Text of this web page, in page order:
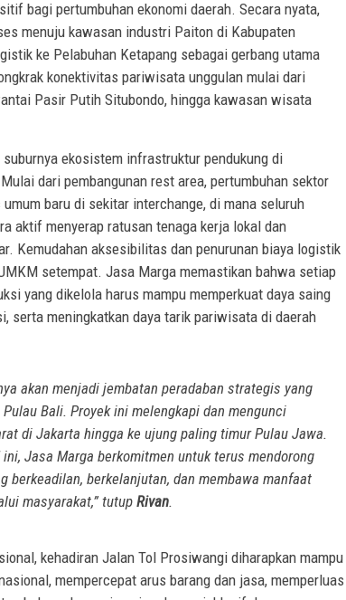
bagi pertumbuhan ekonomi daerah. Secara nyata,
menuju kawasan industri Paiton di Kabupaten
ke Pelabuhan Ketapang sebagai gerbang utama
konektivitas pariwisata unggulan mulai dari
Pasir Putih Situbondo, hingga kawasan wisata
ekosistem infrastruktur pendukung di
dari pembangunan rest area, pertumbuhan sektor
baru di sekitar interchange, di mana seluruh
aktif menyerap ratusan tenaga kerja lokal dan
Kemudahan aksesibilitas dan penurunan biaya logistik
setempat. Jasa Marga memastikan bahwa setiap
yang dikelola harus mampu memperkuat daya saing
serta meningkatkan daya tarik pariwisata di daerah
akan menjadi jembatan peradaban strategis yang
Bali. Proyek ini melengkapi dan mengunci
di Jakarta hingga ke ujung paling timur Pulau Jawa.
Jasa Marga berkomitmen untuk terus mendorong
berkeadilan, berkelanjutan, dan membawa manfaat
masyarakat,” tutup Rivan.
kehadiran Jalan Tol Prosiwangi diharapkan mampu
mempercepat arus barang dan jasa, memperluas